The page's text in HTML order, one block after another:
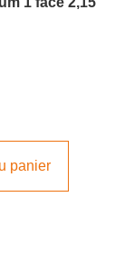
panier